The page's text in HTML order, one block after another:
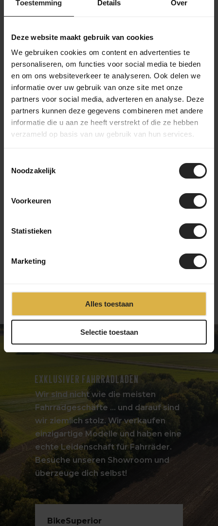
Toestemming Details Over
Deze website maakt gebruik van cookies
We gebruiken cookies om content en advertenties te
personaliseren, om functies voor social media te bieden
en om ons websiteverkeer te analyseren. Ook delen we
informatie over uw gebruik van onze site met onze
partners voor social media, adverteren en analyse. Deze
partners kunnen deze gegevens combineren met andere
informatie die u aan ze heeft verstrekt of die ze hebben
verzameld op basis van uw gebruik van hun services.
Noodzakelijk
Voorkeuren
Statistieken
Marketing
Alles toestaan
Selectie toestaan
Fahrradtrikot Baso
- Melange Br...
Fahrradhose Olaia
Dinamic - NO ...
269,-
Fahrradhose Orhi
Dinamic Cargo ...
Fahrradtrikot Mira
Exklusiver Fahrradladen
Wir sind nicht wie die meisten
Fahrradgeschäfte ... und darauf sind
wir ziemlich stolz. Wir verkaufen
einzigartige Modelle und haben eine
echte Leidenschaft für Fahrräder.
Besuche unseren Showroom und
überzeuge dich selbst!
BikeSuperior